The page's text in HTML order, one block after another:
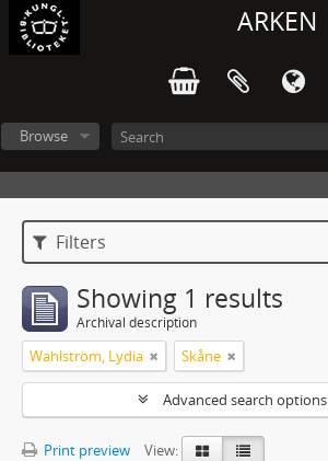
ARKEN
Browse
Filters
Showing 1 results
Archival description
Wahlström, Lydia Skåne
Advanced search options
Print preview
View: